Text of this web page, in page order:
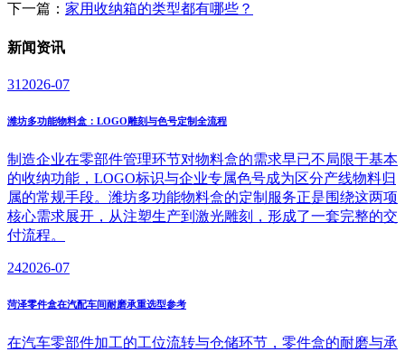
下一篇： 家用收纳箱的类型都有哪些？
新闻资讯
31 2026-07
潍坊多功能物料盒：LOGO雕刻与色号定制全流程
制造企业在零部件管理环节对物料盒的需求早已不局限于基本
的收纳功能，LOGO标识与企业专属色号成为区分产线物料归
属的常规手段。潍坊多功能物料盒的定制服务正是围绕这两项
核心需求展开，从注塑生产到激光雕刻，形成了一套完整的交
付流程。
242026-07
菏泽零件盒在汽配车间耐磨承重选型参考
在汽车零部件加工的工位流转与仓储环节，零件盒的耐磨与承